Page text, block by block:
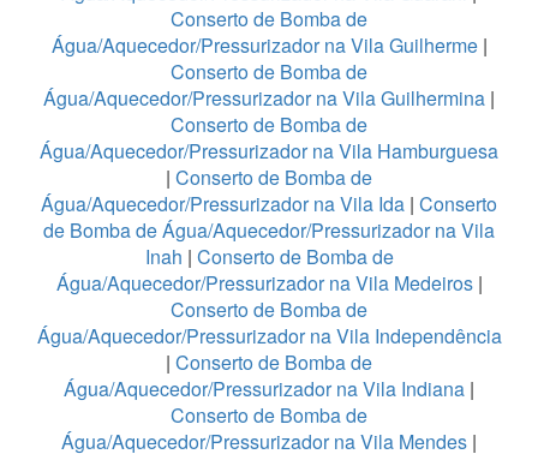
Conserto de Bomba de
Água/Aquecedor/Pressurizador na Vila Guilherme|
Conserto de Bomba de
Água/Aquecedor/Pressurizador na Vila Guilhermina |
Conserto de Bomba de
Água/Aquecedor/Pressurizador na Vila Hamburguesa
| Conserto de Bomba de
Água/Aquecedor/Pressurizador na Vila Ida | Conserto
de Bomba de Água/Aquecedor/Pressurizador na Vila
Inah | Conserto de Bomba de
Água/Aquecedor/Pressurizador na Vila Medeiros|
Conserto de Bomba de
Água/Aquecedor/Pressurizador na Vila Independência
| Conserto de Bomba de
Água/Aquecedor/Pressurizador na Vila Indiana |
Conserto de Bomba de
Água/Aquecedor/Pressurizador na Vila Mendes |